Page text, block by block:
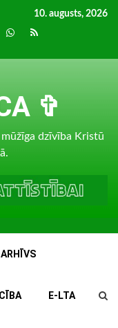
10. augusts, 2026
whatsapp
RSS
✞
dzīvība Kristū
ARHĪVS
E-LTA